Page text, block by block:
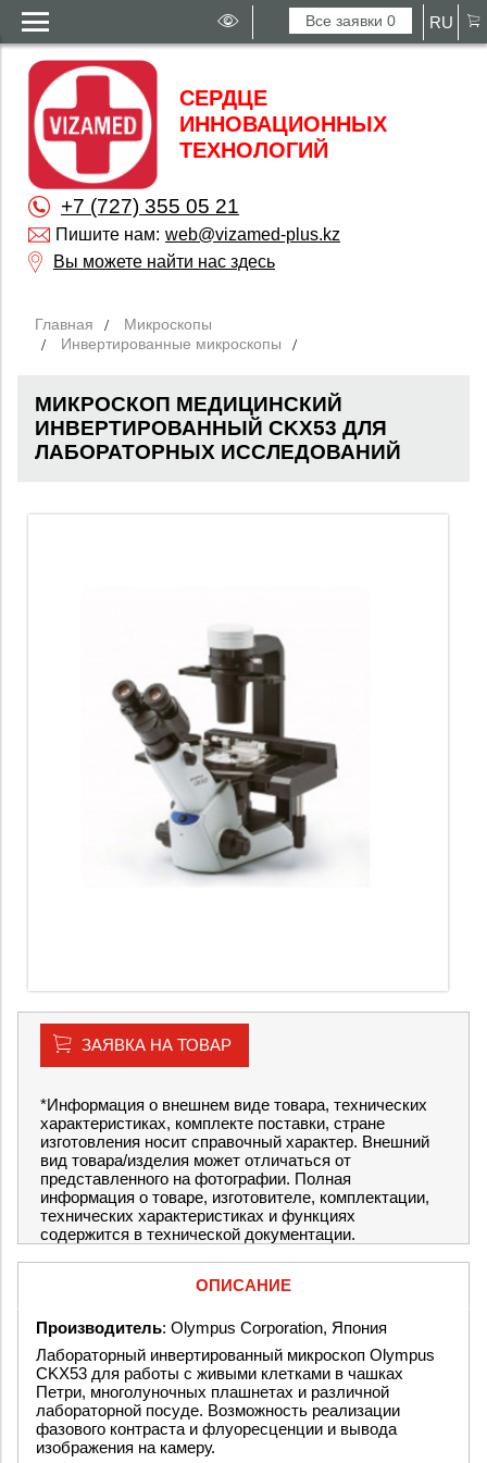
Все заявки0 RU
СЕРДЦЕ
ИННОВАЦИОННЫХ
ТЕХНОЛОГИЙ
+7 (727) 355 05 21
Пишите нам: web@vizamed-plus.kz
Вы можете найти нас здесь
Главная
Микроскопы
Инвертированные микроскопы
МИКРОСКОП МЕДИЦИНСКИЙ
ИНВЕРТИРОВАННЫЙ CKX53 ДЛЯ
ЛАБОРАТОРНЫХ ИССЛЕДОВАНИЙ
ЗАЯВКА НА ТОВАР
*Информация о внешнем виде товара, технических
характеристиках, комплекте поставки, стране
изготовления носит справочный характер. Внешний
вид товара/изделия может отличаться от
представленного на фотографии. Полная
информация о товаре, изготовителе, комплектации,
технических характеристиках и функциях
содержится в технической документации.
ОПИСАНИЕ
Производитель: Olympus Corporation, Япония
Лабораторный инвертированный микроскоп Olympus
CKX53 для работы с живыми клетками в чашках
Петри, многолуночных плашнетах и различной
лабораторной посуде. Возможность реализации
фазового контраста и флуоресценции и вывода
изображения на камеру.